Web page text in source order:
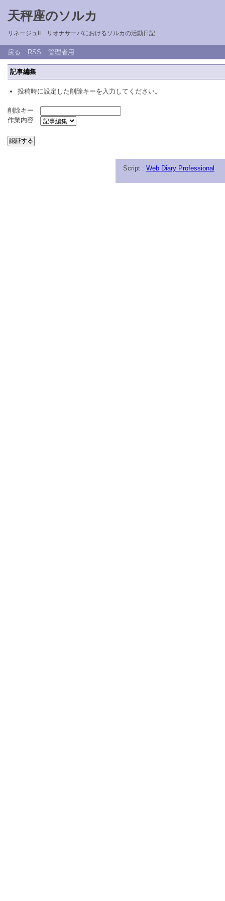
天秤座のソルカ
リネージュII リオナサーバにおけるソルカの活動日記
戻る RSS 管理者用
記事編集
投稿時に設定した削除キーを入力してください。
削除キー
作業内容
Script : Web Diary Professional